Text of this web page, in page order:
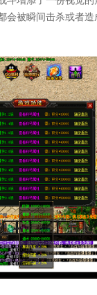
会被瞬间击杀或者造